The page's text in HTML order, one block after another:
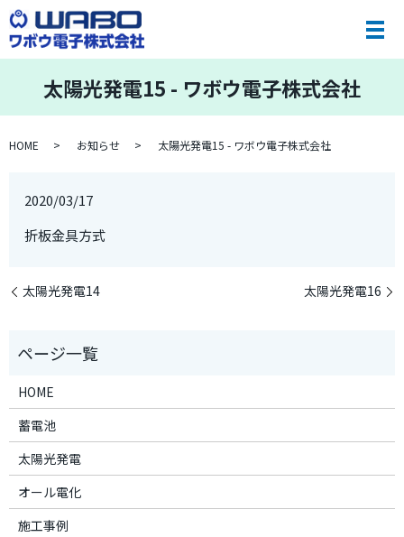
太陽光発電15 - ワボウ電子株式会社
HOME お知らせ 太陽光発電15 - ワボウ電子株式会社
2020/03/17
折板金具方式
太陽光発電14 太陽光発電16
HOME
蓄電池
太陽光発電
オール電化
施工事例